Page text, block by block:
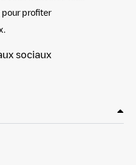
pour profiter
sociaux